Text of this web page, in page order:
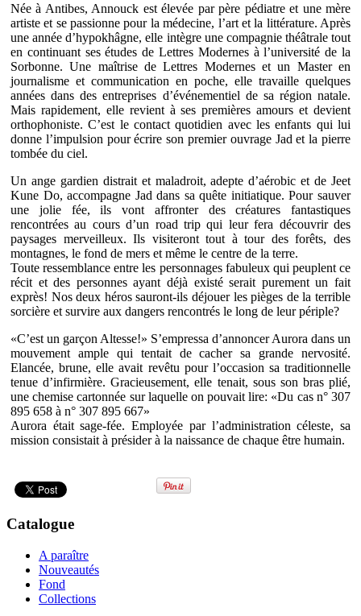
Née à Antibes, Annouck est élevée par père pédiatre et une mère
artiste et se passionne pour la médecine, l’art et la littérature. Après
une année d’hypokhâgne, elle intègre une compagnie théâtrale tout
en continuant ses études de Lettres Modernes à l’université de la
Sorbonne. Une maîtrise de Lettres Modernes et un Master en
journalisme et communication en poche, elle travaille quelques
années dans des entreprises d’événementiel de sa région natale.
Mais rapidement, elle revient à ses premières amours et devient
orthophoniste. C’est le contact quotidien avec les enfants qui lui
donne l’impulsion pour écrire son premier ouvrage Jad et la pierre
tombée du ciel.
Un ange gardien distrait et maladroit, adepte d’aérobic et de Jeet
Kune Do, accompagne Jad dans sa quête initiatique. Pour sauver
une jolie fée, ils vont affronter des créatures fantastiques
rencontrées au cours d’un road trip qui leur fera découvrir des
paysages merveilleux. Ils visiteront tout à tour des forêts, des
montagnes, le fond de mers et même le centre de la terre.
Toute ressemblance entre les personnages fabuleux qui peuplent ce
récit et des personnes ayant déjà existé serait purement un fait
exprès! Nos deux héros sauront-ils déjouer les pièges de la terrible
sorcière et survire aux dangers rencontrés le long de leur périple?
«C’est un garçon Altesse!» S’empressa d’annoncer Aurora dans un
mouvement ample qui tentait de cacher sa grande nervosité.
Elancée, brune, elle avait revêtu pour l’occasion sa traditionnelle
tenue d’infirmière. Gracieusement, elle tenait, sous son bras plié,
une chemise cartonnée sur laquelle on pouvait lire: «Du cas n° 307
895 658 à n° 307 895 667»
Aurora était sage-fée. Employée par l’administration céleste, sa
mission consistait à présider à la naissance de chaque être humain.
Catalogue
A paraître
Nouveautés
Fond
Collections